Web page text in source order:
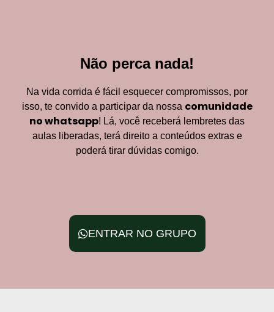
Não perca nada!
Na vida corrida é fácil esquecer compromissos, por
isso, te convido a participar da nossa comunidade
no whatsapp! Lá, você receberá lembretes das
aulas liberadas, terá direito a conteúdos extras e
poderá tirar dúvidas comigo.
ENTRAR NO GRUPO